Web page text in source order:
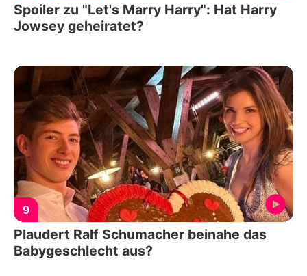
Spoiler zu "Let's Marry Harry": Hat Harry
Jowsey geheiratet?
9
Plaudert Ralf Schumacher beinahe das
Babygeschlecht aus?